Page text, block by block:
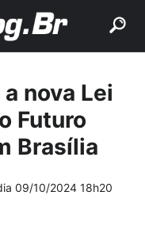
nova Lei
Futuro
Brasília
09/10/2024 18h20